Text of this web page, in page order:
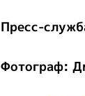
Пресс-
Фотограф: